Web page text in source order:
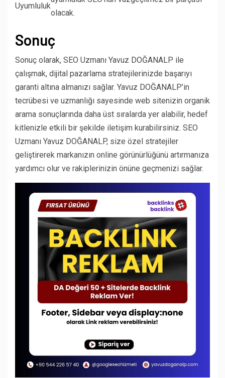
Uyumluluk
olacak.
Sonuç
Sonuç olarak, SEO Uzmanı Yavuz DOĞANALP ile
çalışmak, dijital pazarlama stratejilerinizde başarıyı
garanti altına almanızı sağlar. Yavuz DOĞANALP’in
tecrübesi ve uzmanlığı sayesinde web sitenizin organik
arama sonuçlarında daha üst sıralarda yer alabilir, hedef
kitlenizle etkili bir şekilde iletişim kurabilirsiniz. SEO
Uzmanı Yavuz DOĞANALP, size özel stratejiler
geliştirerek markanızın online görünürlüğünü artırmanıza
yardımcı olur ve rakiplerinizin önüne geçmenizi sağlar.